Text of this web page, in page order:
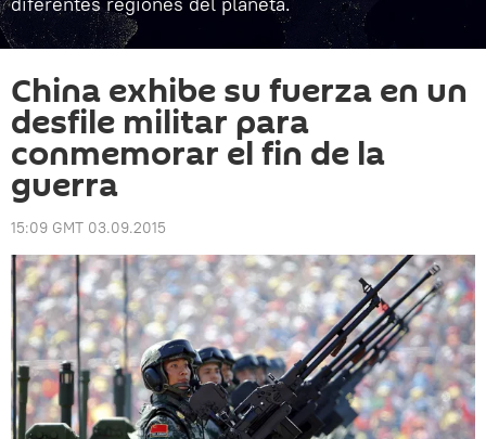
China exhibe su fuerza en un
desfile militar para
conmemorar el fin de la
guerra
15:09 GMT 03.09.2015